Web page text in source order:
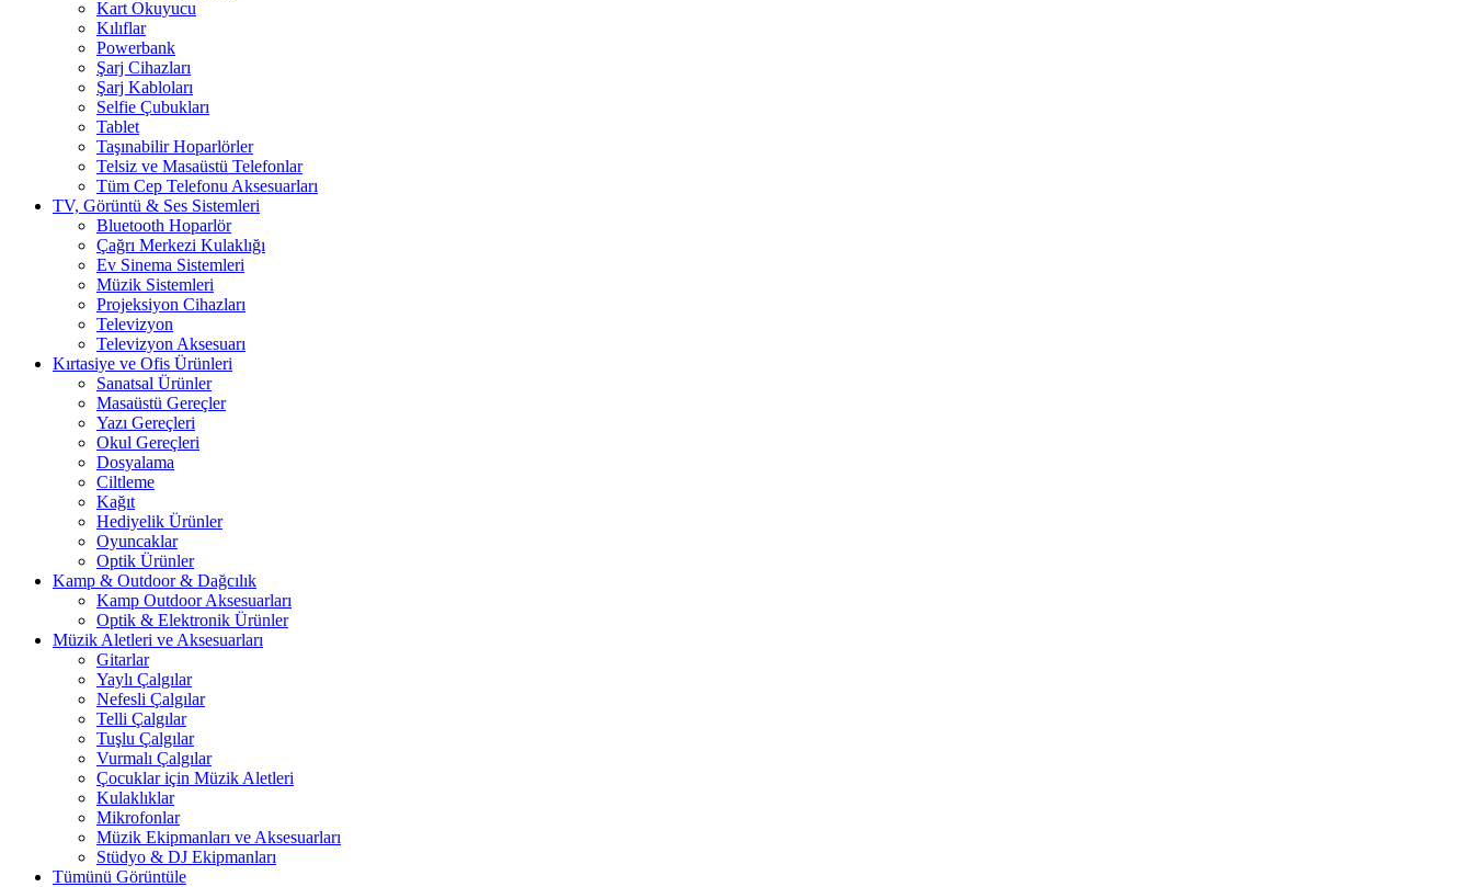
Kart Okuyucu
Kılıflar
Powerbank
Şarj Cihazları
Şarj Kabloları
Selfie Çubukları
Tablet
Taşınabilir Hoparlörler
Telsiz ve Masaüstü Telefonlar
Tüm Cep Telefonu Aksesuarları
TV, Görüntü & Ses Sistemleri
Bluetooth Hoparlör
Çağrı Merkezi Kulaklığı
Ev Sinema Sistemleri
Müzik Sistemleri
Projeksiyon Cihazları
Televizyon
Televizyon Aksesuarı
Kırtasiye ve Ofis Ürünleri
Sanatsal Ürünler
Masaüstü Gereçler
Yazı Gereçleri
Okul Gereçleri
Dosyalama
Ciltleme
Kağıt
Hediyelik Ürünler
Oyuncaklar
Optik Ürünler
Kamp & Outdoor & Dağcılık
Kamp Outdoor Aksesuarları
Optik & Elektronik Ürünler
Müzik Aletleri ve Aksesuarları
Gitarlar
Yaylı Çalgılar
Nefesli Çalgılar
Telli Çalgılar
Tuşlu Çalgılar
Vurmalı Çalgılar
Çocuklar için Müzik Aletleri
Kulaklıklar
Mikrofonlar
Müzik Ekipmanları ve Aksesuarları
Stüdyo & DJ Ekipmanları
Tümünü Görüntüle